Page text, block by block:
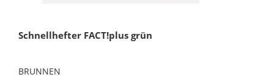
Schnellhefter FACT!plus grün
BRUNNEN